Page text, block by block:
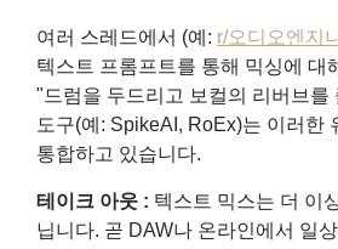
여러 스레드에서 (예: r/오디오엔지
텍스트 프롬프트를 통해 믹싱에 대
"드럼을 두드리고 보컬의 리버브를
도구(예: SpikeAI, RoEx)는 이러한
통합하고 있습니다.
테이크 아웃 : 텍스트 믹스는 더 이
닙니다. 곧 DAW나 온라인에서 일